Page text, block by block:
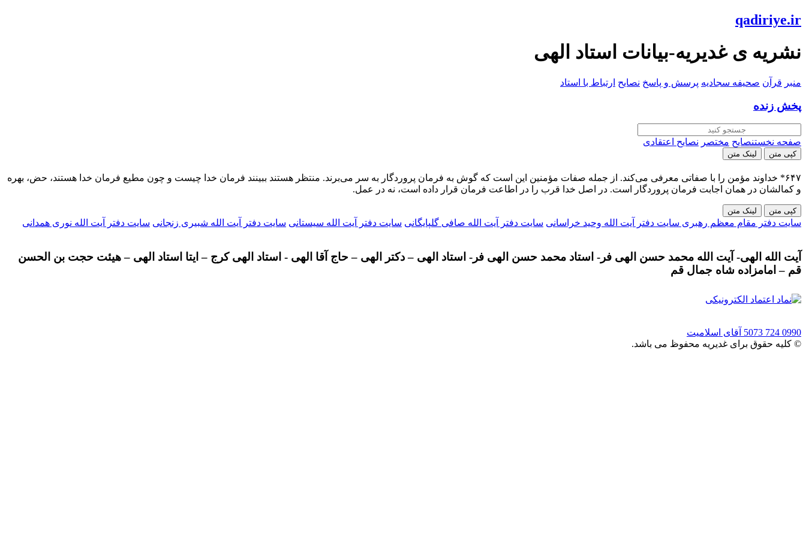
qadiriye.ir
نشریه ی غدیریه-بیانات استاد الهی
منبر قرآن صحیفه سجادیه پرسش و پاسخ نصایح ارتباط با استاد
پخش زنده
صفحه نخستنصایح مختصر نصایح اعتقادی
کپی متن لینک متن
۶۴۷* خداوند مؤمن را با صفاتی معرفی می‌کند. از جمله صفات مؤمنین این است که گوش به فرمان پروردگار به سر می‌برند. منتظر هستند ببینند فرمان خدا چیست و چون مطیع فرمان خدا هستند، حض، بهره‌
و کمالشان در همان اجابت فرمان پروردگار است. در اصل خدا قرب را در اطاعت فرمان قرار داده است، نه در عمل.
کپی متن لینک متن
سایت دفتر مقام معظم رهبری سایت دفتر آیت الله وحید خراسانی سایت دفتر آیت الله صافی گلپایگانی سایت دفتر آیت الله سیستانی سایت دفتر آیت الله شبیری زنجانی سایت دفتر آیت الله نوری همدانی
آیت الله الهی- آیت الله محمد حسن الهی فر- استاد محمد حسن الهی فر- استاد الهی – دکتر الهی – حاج آقا الهی - استاد الهی کرج – ایتا استاد الهی – هیئت حجت بن الحسن
قم – امامزاده شاه جمال قم
0990 724 5073
آقای اسلامیت
© کلیه حقوق برای غدیریه محفوظ می باشد.